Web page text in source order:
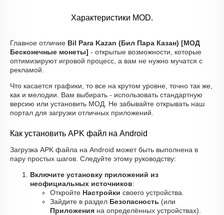
Характеристики MOD.
Главное отличие Bil Para Kazan (Бил Пара Казан) [МОД
Бесконечные монеты] - открытые возможности, которые
оптимизируют игровой процесс, а вам не нужно мучатся с
рекламой.
Что касается графики, то все на крутом уровне, точно так же,
как и мелодии. Вам выбирать - использовать стандартную
версию или установить МОД. Не забывайте открывать наш
портал для загрузки отличных приложений.
Как установить APK файл на Android
Загрузка APK файла на Android может быть выполнена в
пару простых шагов. Следуйте этому руководству:
Включите установку приложений из
неофициальных источников:
Откройте Настройки своего устройства.
Зайдите в раздел Безопасность (или
Приложения на определённых устройствах).